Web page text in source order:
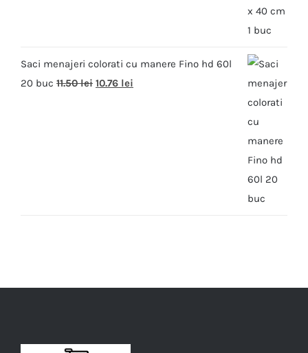
Saci menajeri colorati cu manere Fino hd 60l
20 buc 11.50lei 10.76 lei